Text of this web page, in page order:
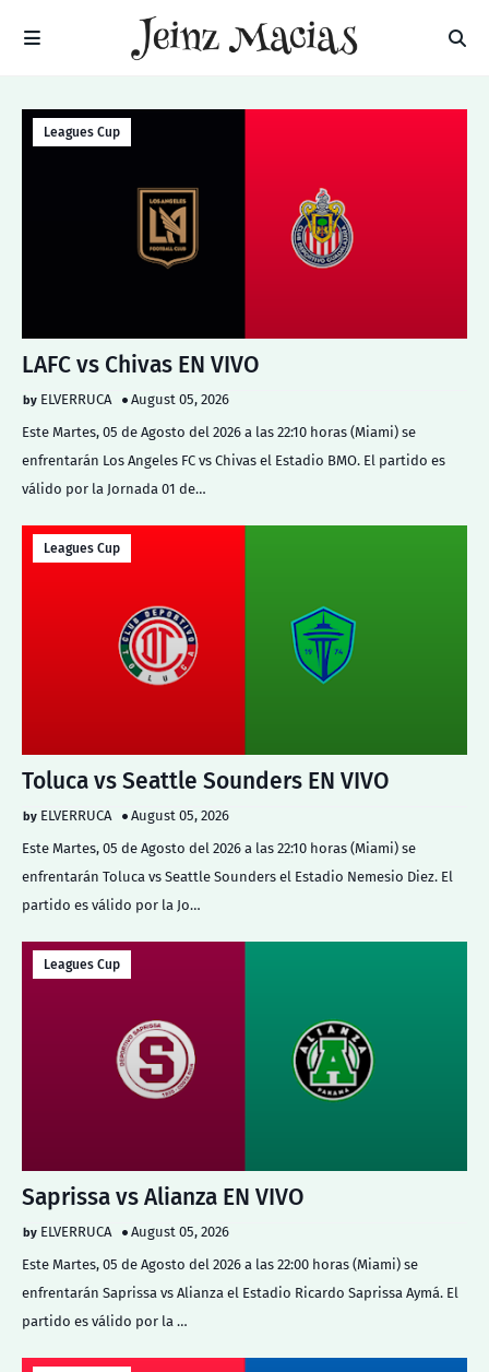
Leagues Cup
LAFC vs Chivas EN VIVO
ELVERRUCA
August 05, 2026
Este Martes, 05 de Agosto del 2026 a las 22:10 horas (Miami) se
enfrentarán Los Angeles FC vs Chivas el Estadio BMO. El partido es
válido por la Jornada 01 de…
Leagues Cup
Toluca vs Seattle Sounders EN VIVO
ELVERRUCA
August 05, 2026
Este Martes, 05 de Agosto del 2026 a las 22:10 horas (Miami) se
enfrentarán Toluca vs Seattle Sounders el Estadio Nemesio Diez. El
partido es válido por la Jo…
Leagues Cup
Saprissa vs Alianza EN VIVO
ELVERRUCA
August 05, 2026
Este Martes, 05 de Agosto del 2026 a las 22:00 horas (Miami) se
enfrentarán Saprissa vs Alianza el Estadio Ricardo Saprissa Aymá. El
partido es válido por la …